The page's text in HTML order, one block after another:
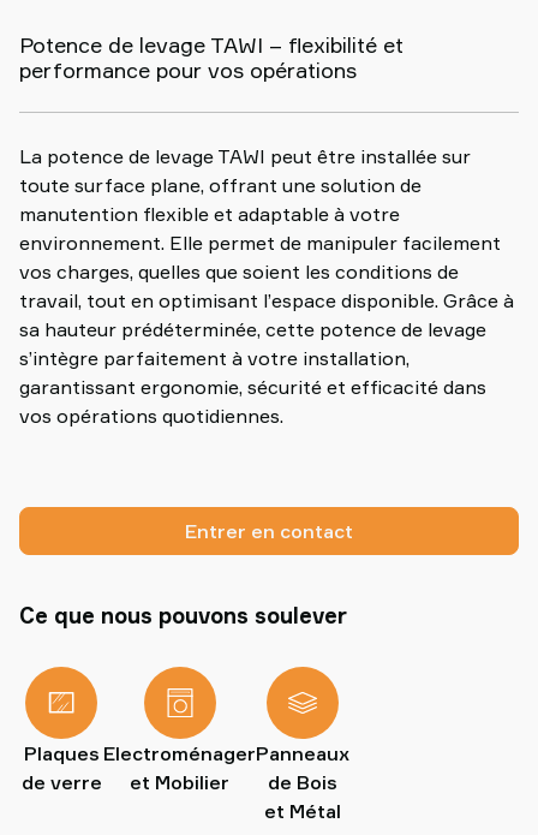
Potence de levage TAWI – flexibilité et
performance pour vos opérations
La potence de levage TAWI peut être installée sur
toute surface plane, offrant une solution de
manutention flexible et adaptable à votre
environnement. Elle permet de manipuler facilement
vos charges, quelles que soient les conditions de
travail, tout en optimisant l’espace disponible. Grâce à
sa hauteur prédéterminée, cette potence de levage
s’intègre parfaitement à votre installation,
garantissant ergonomie, sécurité et efficacité dans
vos opérations quotidiennes.
Entrer en contact
Ce que nous pouvons soulever
Plaques
de verre
Electroménager
et Mobilier
Panneaux
de Bois
et Métal